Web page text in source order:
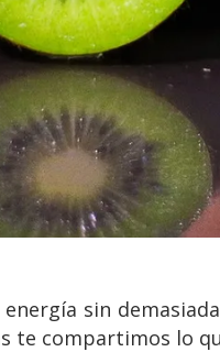
sin
te compartimos lo